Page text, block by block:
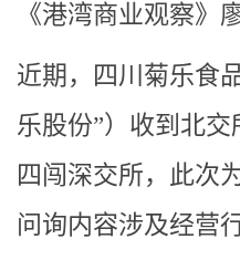
《港湾商业观察》
近期，四川菊乐食
乐股份”）收到北
四闯深交所，此次
问询内容涉及经营